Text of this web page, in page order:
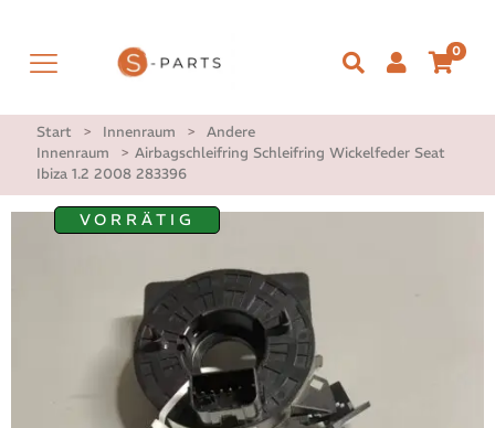
0
Start > Innenraum >
Andere
Innenraum
> Airbagschleifring Schleifring Wickelfeder Seat
Ibiza 1.2 2008 283396
VORRÄTIG